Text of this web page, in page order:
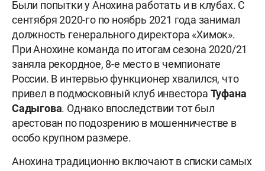
Были попытки у Анохина работать и в клубах. С
сентября 2020-го по ноябрь 2021 года занимал
должность генерального директора «Химок».
При Анохине команда по итогам сезона 2020/21
заняла рекордное, 8-е место в чемпионате
России. В интервью функционер хвалился, что
привел в подмосковный клуб инвестора Туфана
Садыгова. Однако впоследствии тот был
арестован по подозрению в мошенничестве в
особо крупном размере.
Анохина традиционно включают в списки самых